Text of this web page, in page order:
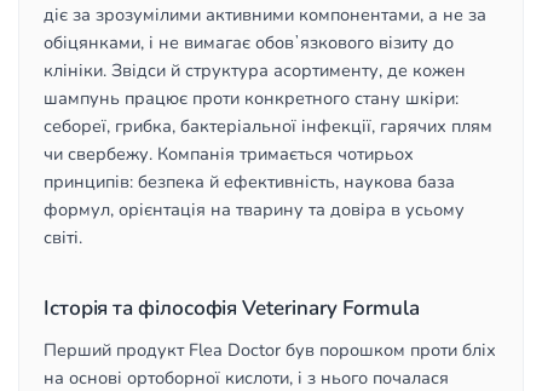
діє за зрозумілими активними компонентами, а не за
обіцянками, і не вимагає обовʼязкового візиту до
клініки. Звідси й структура асортименту, де кожен
шампунь працює проти конкретного стану шкіри:
себореї, грибка, бактеріальної інфекції, гарячих плям
чи свербежу. Компанія тримається чотирьох
принципів: безпека й ефективність, наукова база
формул, орієнтація на тварину та довіра в усьому
світі.
Історія та філософія Veterinary Formula
Перший продукт Flea Doctor був порошком проти бліх
на основі ортоборної кислоти, і з нього почалася